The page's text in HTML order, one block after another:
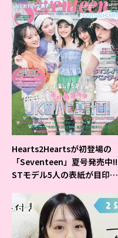
Hearts2Heartsが初登場の
「Seventeen」夏号発売中!!
STモデル5人の表紙が目印だ